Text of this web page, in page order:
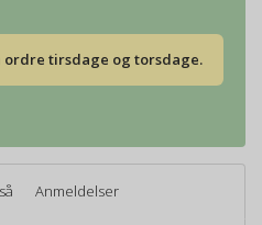
ordre tirsdage og torsdage.
Anmeldelser